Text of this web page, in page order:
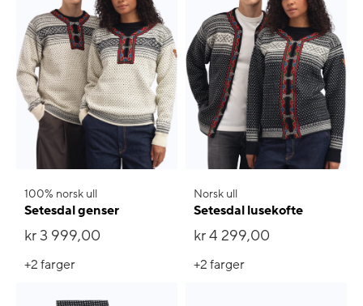
100% norsk ull
Setesdal genser
kr 3 999,00
+2farger
Norsk ull
Setesdal lusekofte
kr 4 299,00
+2farger